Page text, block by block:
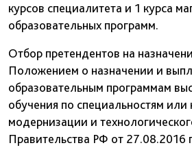
курсов специалитета и 1 курса
образовательных программ.
Отбор претендентов на
Положением о назначении и
образовательным программам
обучения по специальностям
модернизации и
Правительства РФ от 27.08.2016